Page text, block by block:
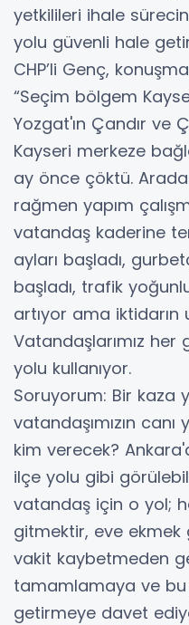
yetkilileri ihale
yolu güvenli hale
CHP’li Genç,
“Seçim bölgem
Yozgat'ın Çandır ve
Kayseri merkeze
ay önce çöktü.
rağmen yapım
vatandaş kaderine
ayları başladı,
başladı, trafik
artıyor ama
Vatandaşlarımız her
yolu kullanıyor.
Soruyorum: Bir kaza
vatandaşımızın
kim verecek?
ilçe yolu gibi
vatandaş için o yol;
gitmektir, eve ekmek
vakit kaybetmeden
tamamlamaya ve
getirmeye davet